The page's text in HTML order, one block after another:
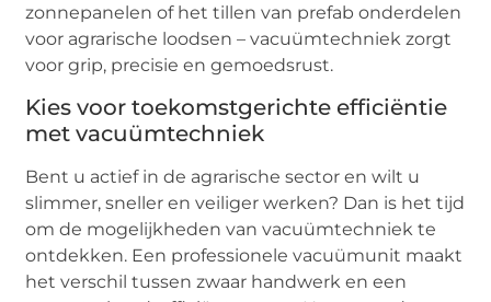
zonnepanelen of het tillen van prefab onderdelen
voor agrarische loodsen – vacuümtechniek zorgt
voor grip, precisie en gemoedsrust.
Kies voor toekomstgerichte efficiëntie
met vacuümtechniek
Bent u actief in de agrarische sector en wilt u
slimmer, sneller en veiliger werken? Dan is het tijd
om de mogelijkheden van vacuümtechniek te
ontdekken. Een professionele vacuümunit maakt
het verschil tussen zwaar handwerk en een